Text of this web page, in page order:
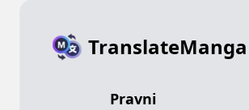
TranslateManga
Pravni